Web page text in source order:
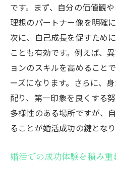
です。まず、自分の価値観
理想のパートナー像を明確
次に、自己成長を促すため
ことも有効です。例えば、
ョンのスキルを高めること
ーズになります。さらに、
配り、第一印象を良くする
多様性のある場所ですが、
ることが婚活成功の鍵となり
婚活での成功体験を積み重